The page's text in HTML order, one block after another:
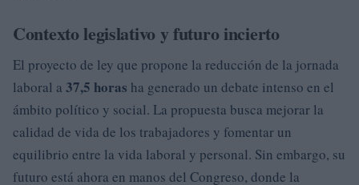
Contexto legislativo y futuro incierto
El proyecto de ley que propone la reducción de la jornada
laboral a 37,5 horas ha generado un debate intenso en el
ámbito político y social. La propuesta busca mejorar la
calidad de vida de los trabajadores y fomentar un
equilibrio entre la vida laboral y personal. Sin embargo, su
futuro está ahora en manos del Congreso, donde la